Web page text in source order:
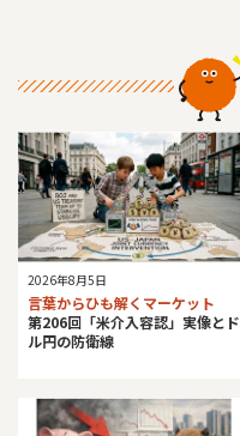
2026年8月5日
言葉からひも解くマーケット
第206回「米介入容認」実像とド
ル円の防衛線